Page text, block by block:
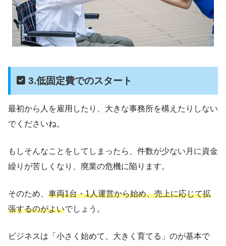
3.低固定費でのスタート
最初から人を雇用したり、大きな事務所を構えたりしない
でくださいね。
もしそんなことをしてしまったら、件数が少ない月に資金
繰りが苦しくなり、廃業の危機に陥ります。
そのため、 車両1台・1人運営から始め、売上に応じて拡
張するのがよいでしょう。
ビジネスは「小さく始めて、大きく育てる」のが基本で